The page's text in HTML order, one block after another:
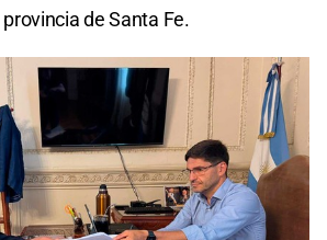
de Santa Fe.